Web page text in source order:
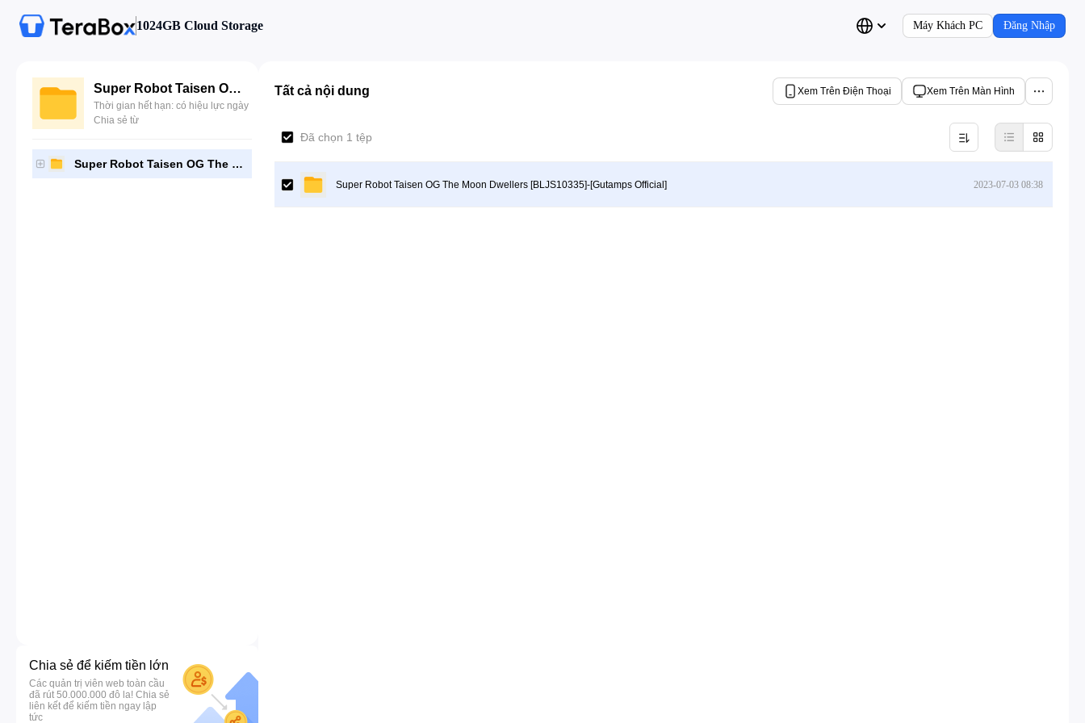
1024GB Cloud Storage Máy Khách PC Đăng Nhập
Super Robot Taisen OG The Moon Dwellers [BLJS10335]-[Gutamps Official]
Thời gian hết hạn: có hiệu lực ngày
Chia sẻ từ
Super Robot Taisen OG The Moon Dwellers [BLJS10335]-[Gutamps Official]
Chia sẻ để kiếm tiền lớn
Các quản trị viên web toàn cầu
đã rút 50.000.000 đô la! Chia sẻ
liên kết để kiếm tiền ngay lập
tức
Tất cả nội dung Xem Trên Điện Thoại Xem Trên Màn Hình
Đã chọn 1 tệp
Super Robot Taisen OG The Moon Dwellers [BLJS10335]-[Gutamps Official] 2023-07-03 08:38